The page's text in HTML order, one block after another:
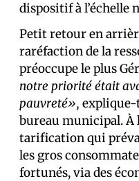
dispositif à l’échelle
Petit retour en
raréfaction de la
préoccupe le plus
notre priorité était
pauvreté»,
bureau municipal. À
tarification qui
les gros
fortunés, via des